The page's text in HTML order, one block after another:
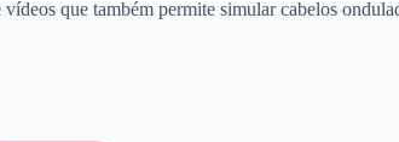
que também permite simular cabelos